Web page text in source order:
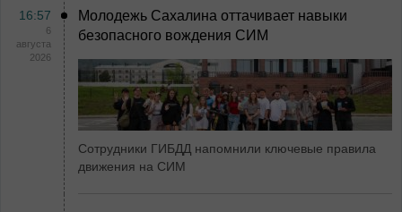
16:57
6
августа
2026
Молодежь Сахалина оттачивает навыки
безопасного вождения СИМ
Сотрудники ГИБДД напомнили ключевые правила
движения на СИМ